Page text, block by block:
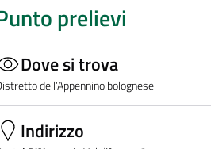
prelievi
Dove si trova
dell’Appennino bolognese
Indirizzo